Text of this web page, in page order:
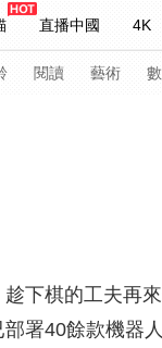
直播中國 4K
閱讀 藝術
央視網評 光華銳評
全景新聞
下棋的工夫
署40餘款機器